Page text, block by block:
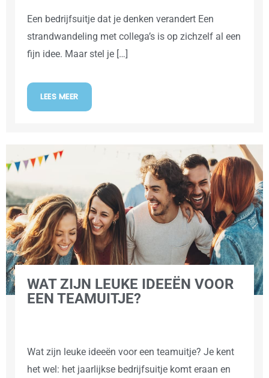
Een bedrijfsuitje dat je denken verandert Een
strandwandeling met collega’s is op zichzelf al een
fijn idee. Maar stel je […]
LEES MEER
WAT ZIJN LEUKE IDEEËN VOOR
EEN TEAMUITJE?
Wat zijn leuke ideeën voor een teamuitje? Je kent
het wel: het jaarlijkse bedrijfsuitje komt eraan en